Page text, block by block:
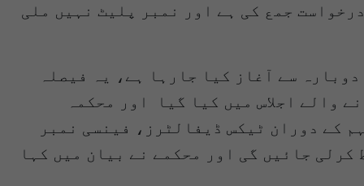
جمع کی ہے اور نمبر پلیٹ نہیں ملی
سے آغاز کیا جارہا ہے، یہ فیصلہ
والے اجلاس میں کیا گیا اور محکمہ
جاری کردیا ہے۔ مہم کے دوران ٹیکس ڈیفالٹرز، فینسی نمبر
جائیں گی اور محکمے نے بیان میں کہا